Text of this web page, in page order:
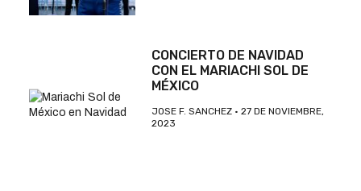
CONCIERTO DE NAVIDAD
CON EL MARIACHI SOL DE
MÉXICO
JOSE F. SANCHEZ
27 DE NOVIEMBRE,
2023